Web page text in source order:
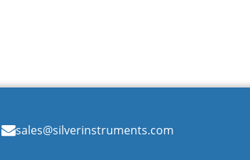
sales@silverinstruments.com